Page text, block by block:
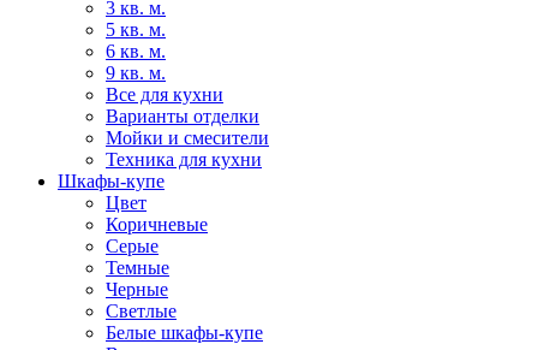
3 кв. м.
5 кв. м.
6 кв. м.
9 кв. м.
Все для кухни
Варианты отделки
Мойки и смесители
Техника для кухни
Шкафы-купе
Цвет
Коричневые
Серые
Темные
Черные
Светлые
Белые шкафы-купе